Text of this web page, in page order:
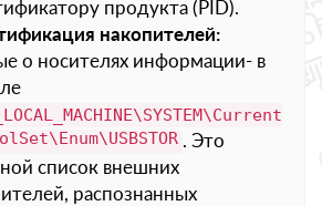
продукта (PID).
накопителей:
о носителях информации- в
. Это
список внешних
распознанных